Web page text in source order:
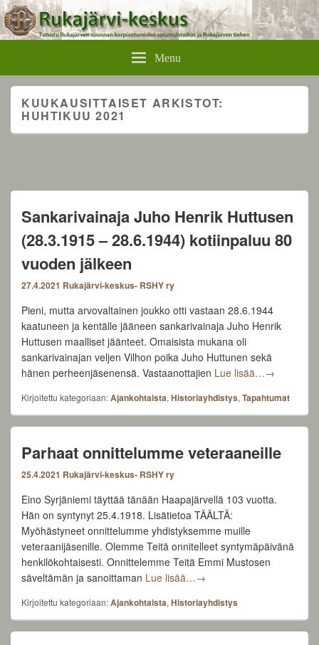
Rukajärvikeskus
Menu
KUUKAUSITTAISET ARKISTOT:
HUHTIKUU 2021
Sankarivainaja Juho Henrik Huttusen
(28.3.1915 – 28.6.1944) kotiinpaluu 80
vuoden jälkeen
27.4.2021 Rukajärvi-keskus- RSHY ry
Pieni, mutta arvovaltainen joukko otti vastaan 28.6.1944
kaatuneen ja kentälle jääneen sankarivainaja Juho Henrik
Huttusen maalliset jäänteet. Omaisista mukana oli
sankarivainajan veljen Vilhon poika Juho Huttunen sekä
hänen perheenjäsenensä. Vastaanottajien Lue lisää…→
Kirjoitettu kategoriaan:Ajankohtaista, Historiayhdistys, Tapahtumat
Parhaat onnittelumme veteraaneille
25.4.2021 Rukajärvi-keskus- RSHY ry
Eino Syrjäniemi täyttää tänään Haapajärvellä 103 vuotta.
Hän on syntynyt 25.4.1918. Lisätietoa TÄÄLTÄ:
Myöhästyneet onnittelumme yhdistyksemme muille
veteraanijäsenille. Olemme Teitä onnitelleet syntymäpäivänä
henkilökohtaisesti. Onnittelemme Teitä Emmi Mustosen
säveltämän ja sanoittaman Lue lisää…Parhaat onnittelumme
→
Kirjoitettu kategoriaan:Ajankohtaista, Historiayhdistys